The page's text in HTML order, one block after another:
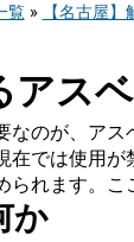
覧 » 【名古屋
アス
なのが、ア
では使用
れます。
か